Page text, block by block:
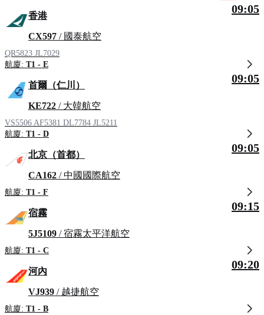
香港
CX597 / 國泰航空
QR5823 JL7029
航廈: T1 - E
09:05
首爾（仁川）
KE722 / 大韓航空
VS5506 AF5381 DL7784 JL5211
航廈: T1 - D
09:05
北京（首都）
CA162 / 中國國際航空
航廈: T1 - F
09:05
宿霧
5J5109 / 宿霧太平洋航空
航廈: T1 - C
09:15
河內
VJ939 / 越捷航空
航廈: T1 - B
09:20